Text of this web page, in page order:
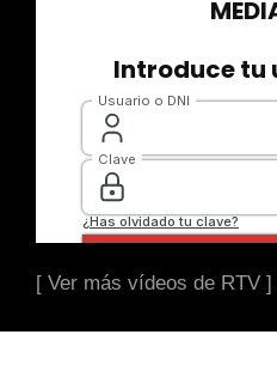
[ Ver más vídeos de RTV ]